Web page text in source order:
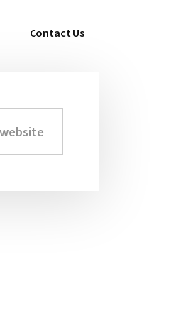
Contact Us